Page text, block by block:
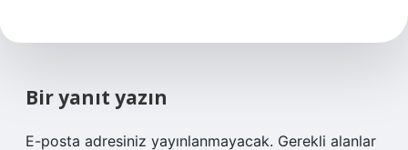
Bir yanıt yazın
E-posta adresiniz yayınlanmayacak. Gerekli alanlar